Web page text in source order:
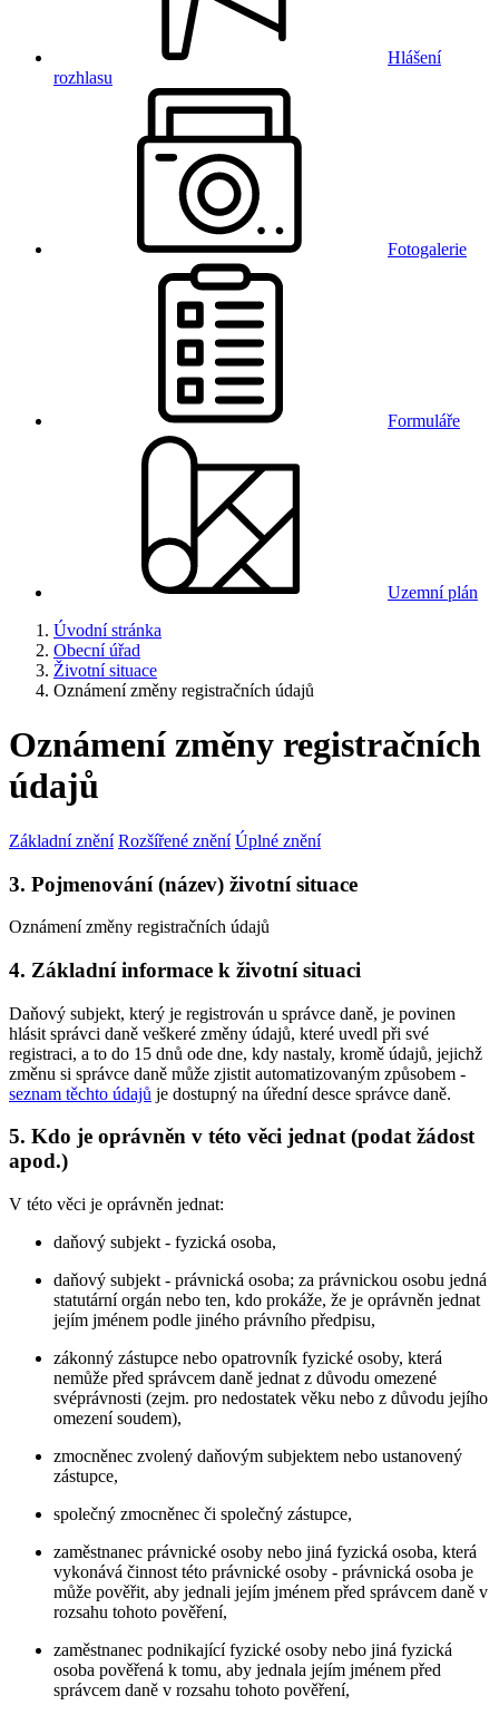
Hlášení
rozhlasu
Fotogalerie
Formuláře
Uzemní plán
Úvodní stránka
Obecní úřad
Životní situace
Oznámení změny registračních údajů
Oznámení změny registračních
údajů
Základní znění Rozšířené znění Úplné znění
3. Pojmenování (název) životní situace
Oznámení změny registračních údajů
4. Základní informace k životní situaci
Daňový subjekt, který je registrován u správce daně, je povinen
hlásit správci daně veškeré změny údajů, které uvedl při své
registraci, a to do 15 dnů ode dne, kdy nastaly, kromě údajů, jejichž
změnu si správce daně může zjistit automatizovaným způsobem -
seznam těchto údajů je dostupný na úřední desce správce daně.
5. Kdo je oprávněn v této věci jednat (podat žádost
apod.)
V této věci je oprávněn jednat:
daňový subjekt - fyzická osoba,
daňový subjekt - právnická osoba; za právnickou osobu jedná
statutární orgán nebo ten, kdo prokáže, že je oprávněn jednat
jejím jménem podle jiného právního předpisu,
zákonný zástupce nebo opatrovník fyzické osoby, která
nemůže před správcem daně jednat z důvodu omezené
svéprávnosti (zejm. pro nedostatek věku nebo z důvodu jejího
omezení soudem),
zmocněnec zvolený daňovým subjektem nebo ustanovený
zástupce,
společný zmocněnec či společný zástupce,
zaměstnanec právnické osoby nebo jiná fyzická osoba, která
vykonává činnost této právnické osoby - právnická osoba je
může pověřit, aby jednali jejím jménem před správcem daně v
rozsahu tohoto pověření,
zaměstnanec podnikající fyzické osoby nebo jiná fyzická
osoba pověřená k tomu, aby jednala jejím jménem před
správcem daně v rozsahu tohoto pověření,